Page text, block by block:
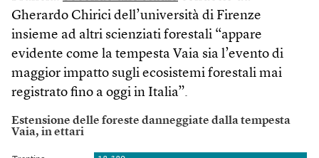
Gherardo Chirici dell’università di Firenze
insieme ad altri scienziati forestali “appare
evidente come la tempesta Vaia sia l’evento di
maggior impatto sugli ecosistemi forestali mai
registrato fino a oggi in Italia”.